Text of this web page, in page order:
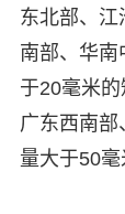
东北部、江
南部、华南
于20毫米的
广东西南部
量大于50毫